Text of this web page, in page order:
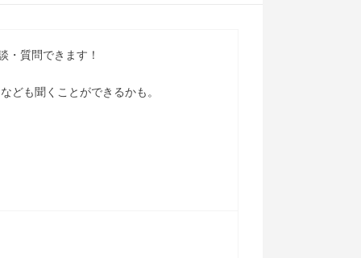
・質問できます！
ども聞くことができるかも。